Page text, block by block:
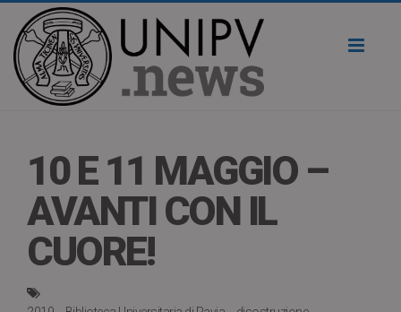
10 E 11 MAGGIO –
AVANTI CON IL
CUORE!